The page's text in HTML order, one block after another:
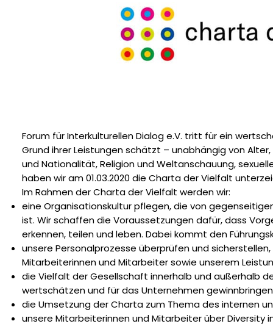
Forum für Interkulturellen Dialog e.V. tritt für ein
Grund ihrer Leistungen schätzt – unabhängig von
und Nationalität, Religion und Weltanschauung,
haben wir am 01.03.2020 die Charta der Vielfalt
Im Rahmen der Charta der Vielfalt werden wir:
eine Organisationskultur pflegen, die von
ist. Wir schaffen die Voraussetzungen dafür, dass
erkennen, teilen und leben. Dabei kommt den
unsere Personalprozesse überprüfen und
Mitarbeiterinnen und Mitarbeiter sowie unserem
die Vielfalt der Gesellschaft innerhalb und außerhalb
wertschätzen und für das Unternehmen
die Umsetzung der Charta zum Thema des internen
unsere Mitarbeiterinnen und Mitarbeiter über